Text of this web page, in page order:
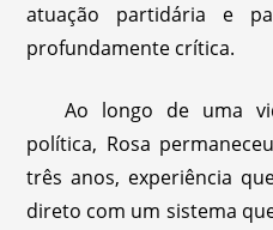
atuação partidária e
profundamente crítica.
Ao longo de uma
política, Rosa
três anos, experiência
direto com um sistema